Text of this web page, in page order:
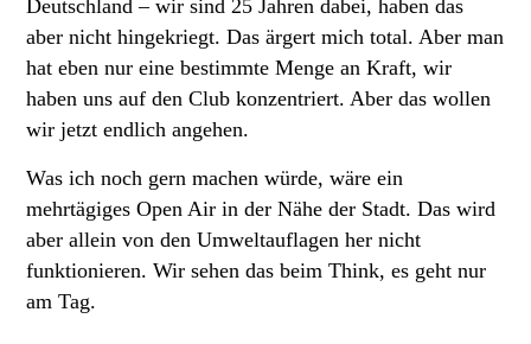
Deutschland – wir sind 25 Jahren dabei, haben das
aber nicht hingekriegt. Das ärgert mich total. Aber man
hat eben nur eine bestimmte Menge an Kraft, wir
haben uns auf den Club konzentriert. Aber das wollen
wir jetzt endlich angehen.
Was ich noch gern machen würde, wäre ein
mehrtägiges Open Air in der Nähe der Stadt. Das wird
aber allein von den Umweltauflagen her nicht
funktionieren. Wir sehen das beim Think, es geht nur
am Tag.